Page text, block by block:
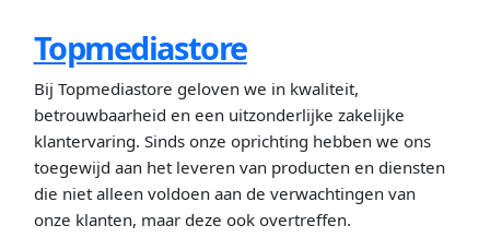
Topmediastore
Bij Topmediastore geloven we in kwaliteit,
betrouwbaarheid en een uitzonderlijke zakelijke
klantervaring. Sinds onze oprichting hebben we ons
toegewijd aan het leveren van producten en diensten
die niet alleen voldoen aan de verwachtingen van
onze klanten, maar deze ook overtreffen.